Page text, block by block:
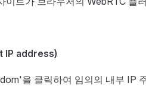
IP address)
을 클릭하여 임의의 내부 IP